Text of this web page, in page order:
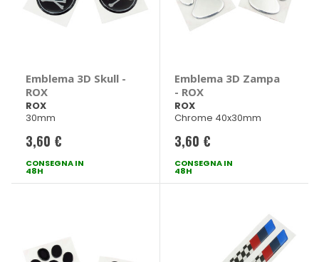
Emblema 3D Skull -
ROX
ROX
30mm
3,60 €
CONSEGNA IN
48H
Emblema 3D Zampa
- ROX
ROX
Chrome 40x30mm
3,60 €
CONSEGNA IN
48H